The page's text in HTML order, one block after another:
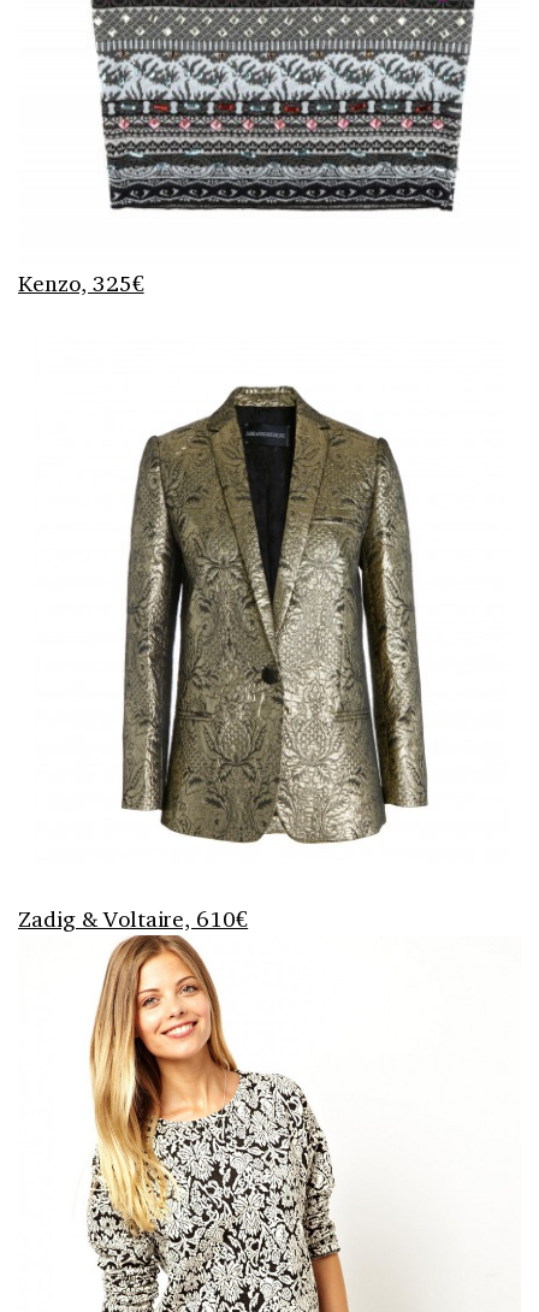
Kenzo, 325€
Zadig & Voltaire, 610€